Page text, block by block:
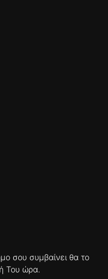
σου συμβαίνει θα το
Του ώρα.